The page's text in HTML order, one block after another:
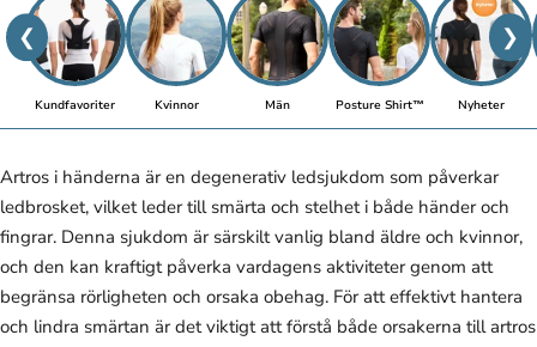
❮ ❯
Kundfavoriter Kvinnor Män Posture Shirt™ Nyheter
Artros i händerna är en degenerativ ledsjukdom som påverkar
ledbrosket, vilket leder till smärta och stelhet i både händer och
fingrar. Denna sjukdom är särskilt vanlig bland äldre och kvinnor,
och den kan kraftigt påverka vardagens aktiviteter genom att
begränsa rörligheten och orsaka obehag. För att effektivt hantera
och lindra smärtan är det viktigt att förstå både orsakerna till artros